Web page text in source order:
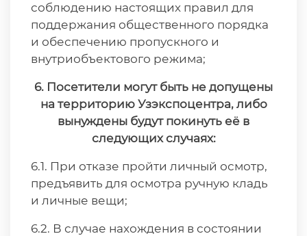
соблюдению настоящих правил для
поддержания общественного порядка
и обеспечению пропускного и
внутриобъектового режима;
6. Посетители могут быть не допущены
на территорию Узэкспоцентра, либо
вынуждены будут покинуть её в
следующих случаях:
6.1. При отказе пройти личный осмотр,
предъявить для осмотра ручную кладь
и личные вещи;
6.2. В случае нахождения в состоянии